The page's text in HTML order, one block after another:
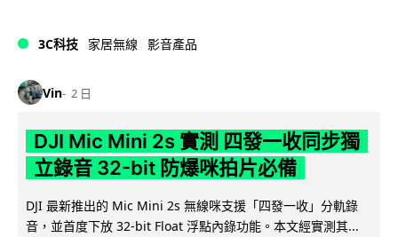
3C科技 家居無線 影音產品
Vin 2 日
DJI Mic Mini 2s 實測 四發一收同步獨
立錄音 32-bit 防爆咪拍片必備
DJI 最新推出的 Mic Mini 2s 無線咪支援「四發一收」分軌錄
音，並首度下放 32-bit Float 浮點內錄功能。本文經實測其...